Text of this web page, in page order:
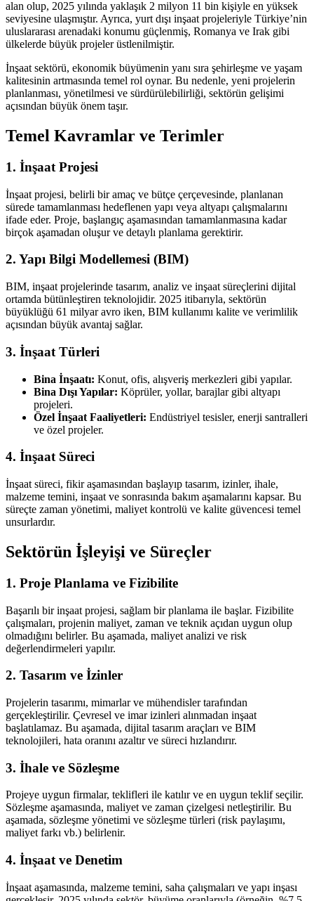
alan olup, 2025 yılında yaklaşık 2 milyon 11 bin kişiyle en yüksek
seviyesine ulaşmıştır. Ayrıca, yurt dışı inşaat projeleriyle Türkiye’nin
uluslararası arenadaki konumu güçlenmiş, Romanya ve Irak gibi
ülkelerde büyük projeler üstlenilmiştir.
İnşaat sektörü, ekonomik büyümenin yanı sıra şehirleşme ve yaşam
kalitesinin artmasında temel rol oynar. Bu nedenle, yeni projelerin
planlanması, yönetilmesi ve sürdürülebilirliği, sektörün gelişimi
açısından büyük önem taşır.
Temel Kavramlar ve Terimler
1. İnşaat Projesi
İnşaat projesi, belirli bir amaç ve bütçe çerçevesinde, planlanan
sürede tamamlanması hedeflenen yapı veya altyapı çalışmalarını
ifade eder. Proje, başlangıç aşamasından tamamlanmasına kadar
birçok aşamadan oluşur ve detaylı planlama gerektirir.
2. Yapı Bilgi Modellemesi (BIM)
BIM, inşaat projelerinde tasarım, analiz ve inşaat süreçlerini dijital
ortamda bütünleştiren teknolojidir. 2025 itibarıyla, sektörün
büyüklüğü 61 milyar avro iken, BIM kullanımı kalite ve verimlilik
açısından büyük avantaj sağlar.
3. İnşaat Türleri
Bina İnşaatı: Konut, ofis, alışveriş merkezleri gibi yapılar.
Bina Dışı Yapılar: Köprüler, yollar, barajlar gibi altyapı
projeleri.
Özel İnşaat Faaliyetleri: Endüstriyel tesisler, enerji santralleri
ve özel projeler.
4. İnşaat Süreci
İnşaat süreci, fikir aşamasından başlayıp tasarım, izinler, ihale,
malzeme temini, inşaat ve sonrasında bakım aşamalarını kapsar. Bu
süreçte zaman yönetimi, maliyet kontrolü ve kalite güvencesi temel
unsurlardır.
Sektörün İşleyişi ve Süreçler
1. Proje Planlama ve Fizibilite
Başarılı bir inşaat projesi, sağlam bir planlama ile başlar. Fizibilite
çalışmaları, projenin maliyet, zaman ve teknik açıdan uygun olup
olmadığını belirler. Bu aşamada, maliyet analizi ve risk
değerlendirmeleri yapılır.
2. Tasarım ve İzinler
Projelerin tasarımı, mimarlar ve mühendisler tarafından
gerçekleştirilir. Çevresel ve imar izinleri alınmadan inşaat
başlatılamaz. Bu aşamada, dijital tasarım araçları ve BIM
teknolojileri, hata oranını azaltır ve süreci hızlandırır.
3. İhale ve Sözleşme
Projeye uygun firmalar, teklifleri ile katılır ve en uygun teklif seçilir.
Sözleşme aşamasında, maliyet ve zaman çizelgesi netleştirilir. Bu
aşamada, sözleşme yönetimi ve sözleşme türleri (risk paylaşımı,
maliyet farkı vb.) belirlenir.
4. İnşaat ve Denetim
İnşaat aşamasında, malzeme temini, saha çalışmaları ve yapı inşası